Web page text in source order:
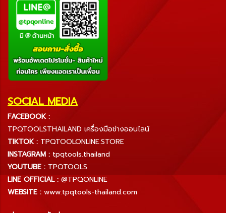
SOCIAL MEDIA
FACEBOOK :
TPQTOOLSTHAILAND เครื่องมือช่างออนไลน์
TIKTOK : TPQTOOLONLINE.STORE
INSTAGRAM : tpqtools.thailand
YOUTUBE : TPQTOOLS
LINE OFFICIAL : @TPQONLINE
WEBSITE : www.tpqtools-thailand.com